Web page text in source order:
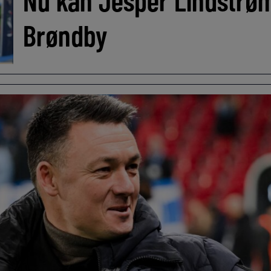
Brøndby